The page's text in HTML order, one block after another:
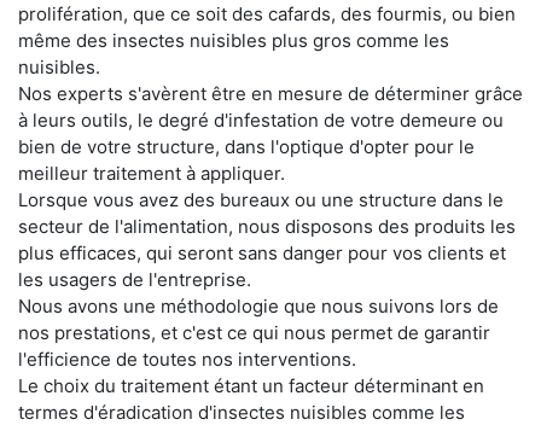
prolifération, que ce soit des cafards, des fourmis, ou bien
même des insectes nuisibles plus gros comme les
nuisibles.
Nos experts s'avèrent être en mesure de déterminer grâce
à leurs outils, le degré d'infestation de votre demeure ou
bien de votre structure, dans l'optique d'opter pour le
meilleur traitement à appliquer.
Lorsque vous avez des bureaux ou une structure dans le
secteur de l'alimentation, nous disposons des produits les
plus efficaces, qui seront sans danger pour vos clients et
les usagers de l'entreprise.
Nous avons une méthodologie que nous suivons lors de
nos prestations, et c'est ce qui nous permet de garantir
l'efficience de toutes nos interventions.
Le choix du traitement étant un facteur déterminant en
termes d'éradication d'insectes nuisibles comme les